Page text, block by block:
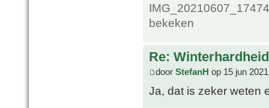
bekeken
Re:
door StefanH op 15 jun
Ja, dat is zeker weten